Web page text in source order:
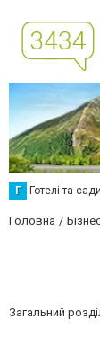
Г Готелі та
Головна
Загальний